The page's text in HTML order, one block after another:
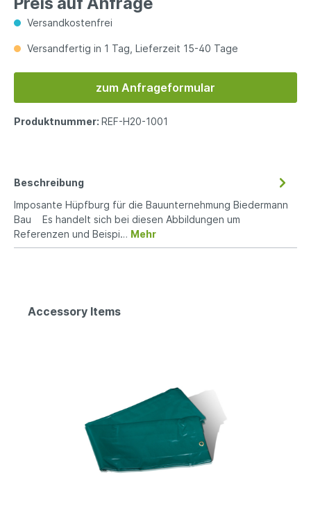
Versandkostenfrei
Versandfertig in 1 Tag, Lieferzeit 15-40 Tage
zum Anfrageformular
Produktnummer: REF-H20-1001
Beschreibung
Imposante Hüpfburg für die Bauunternehmung Biedermann
Bau Es handelt sich bei diesen Abbildungen um
Referenzen und Beispi… Mehr
Accessory Items